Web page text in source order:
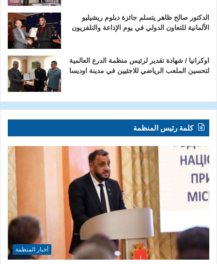
الدكتور صالح ظاهر يتسلم جائزة دبلوم ريشيليو
الألمانية للتعاون الدولي في يوم الإذاعة والتلفزيون
اوكرانيا / شهادة تقدير لرئيس منظمة الدرع العالمية
لتحسين الملعب الرياضي للاجئيين في مدينة اوديسا
كلمة رئيس المنظمة
أخبار المنظمة